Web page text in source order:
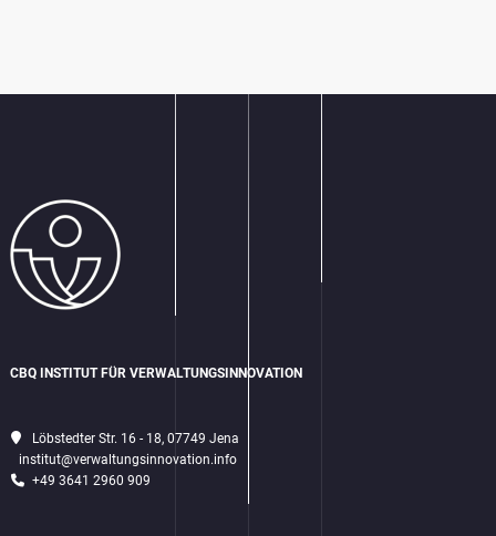
CBQ INSTITUT FÜR VERWALTUNGSINNOVATION
Löbstedter Str. 16 - 18, 07749 Jena
institut@verwaltungsinnovation.info
+49 3641 2960 909